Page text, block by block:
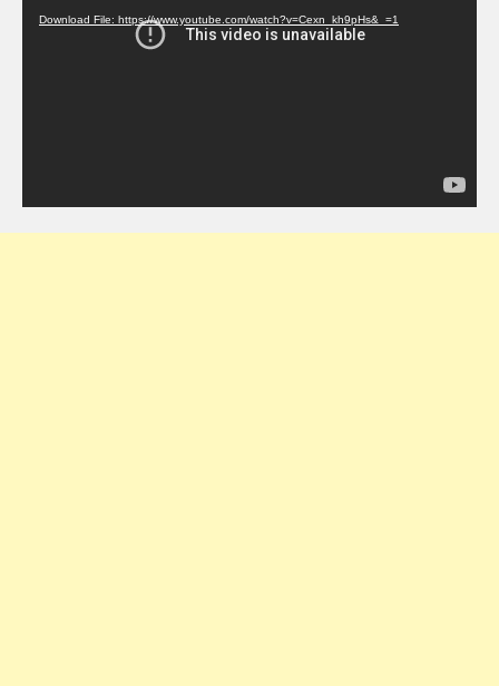
Download File: https://www.youtube.com/watch?v=Cexn_kh9pHs&_=1